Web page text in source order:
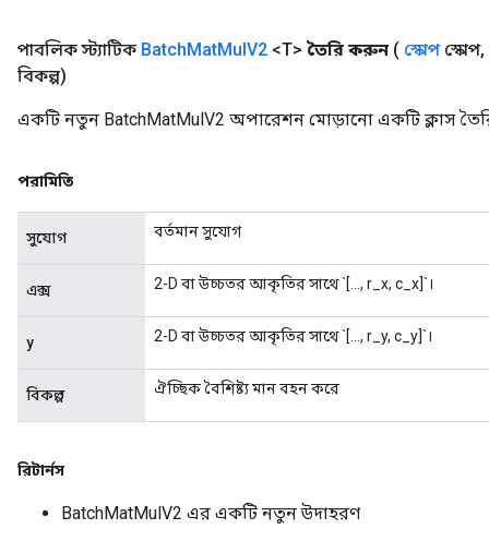
পাবলিক স্ট্যাটিক BatchMatMulV2 <T> তৈরি করুন ( স্কোপস্কোপ,
বিকল্প)
একটি নতুন BatchMatMulV2 অপারেশন মোড়ানো একটি ক্লাস
পরামিতি
সুযোগ বর্তমান সুযোগ
এক্স 2-D বা উচ্চতর আকৃতির সাথে `[..., r_x, c_x]`।
y 2-D বা উচ্চতর আকৃতির সাথে `[..., r_y, c_y]`।
বিকল্প ঐচ্ছিক বৈশিষ্ট্য মান বহন করে
রিটার্নস
BatchMatMulV2 এর একটি নতুন উদাহরণ